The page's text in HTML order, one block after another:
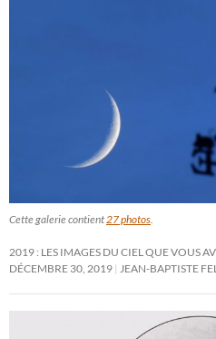
Cette galerie contient27 photos.
2019 : LES IMAGES DU CIEL QUE VOUS
DÉCEMBRE 30, 2019 JEAN-BAPTISTE